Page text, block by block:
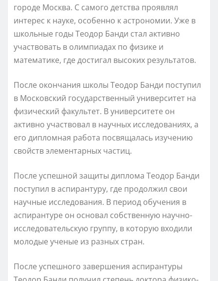
городе Москва. С самого детства проявлял
интерес к науке, особенно к астрономии. Уже в
школьные годы Теодор Банди стал активно
участвовать в олимпиадах по физике и
математике, где достигал высоких результатов.
После окончания школы Теодор Банди поступил
в Московский государственный университет на
физический факультет. В университете он
активно участвовал в научных исследованиях, а
его дипломная работа посвящалась изучению
свойств элементарных частиц.
После успешной защиты диплома Теодор Банди
поступил в аспирантуру, где продолжил свои
научные исследования. В период обучения в
аспирантуре он основал собственную научно-
исследовательскую группу, в которую входили
молодые ученые из разных стран.
После успешного завершения аспирантуры